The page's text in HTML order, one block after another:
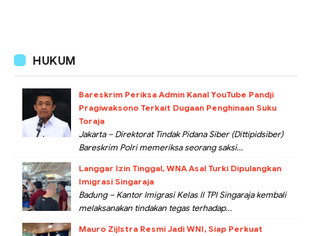
HUKUM
Bareskrim Periksa Admin Kanal YouTube Pandji
Pragiwaksono Terkait Dugaan Penghinaan Suku
Toraja
Jakarta – Direktorat Tindak Pidana Siber (Dittipidsiber)
Bareskrim Polri memeriksa seorang saksi...
Langgar Izin Tinggal, WNA Asal Turki Dipulangkan
Imigrasi Singaraja
Badung – Kantor Imigrasi Kelas II TPI Singaraja kembali
melaksanakan tindakan tegas terhadap...
Mauro Zijlstra Resmi Jadi WNI, Siap Perkuat